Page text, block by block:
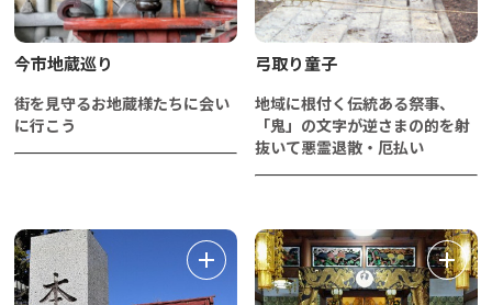
今市地蔵巡り
街を見守るお地蔵様たちに会い
に行こう
弓取り童子
地域に根付く伝統ある祭事、
「鬼」の文字が逆さまの的を射
抜いて悪霊退散・厄払い